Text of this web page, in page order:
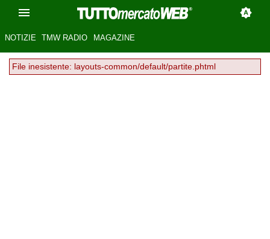
NOTIZIE TMW RADIO MAGAZINE
File inesistente: layouts-common/default/partite.phtml